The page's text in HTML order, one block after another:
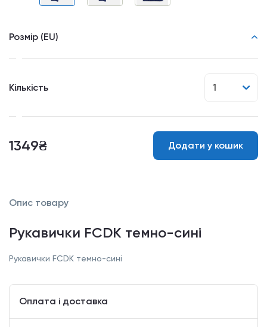
Розмір (EU)
Кількість 1
1349₴ Додати у кошик
Опис товару
Рукавички FCDK темно-сині
Рукавички FCDK темно-сині
Оплата і доставка